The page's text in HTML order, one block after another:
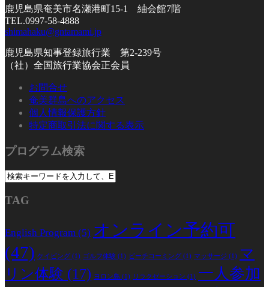
鹿児島県奄美市名瀬港町15-1 紬会館7階
TEL.0997-58-4888
shimahaku@gntamami.jp
鹿児島県知事登録旅行業 第2-239号
（社）全国旅行業協会正会員
お問合せ
奄美群島へのアクセス
個人情報保護方針
特定商取引法に関する表示
プログラム検索
TAG
English Program (5) オンライン予約可
(47) ケイビング (1) ゴルフ体験 (1) ビーチコーミング (1) マッサージ (1) マ
リン体験 (17) ヨロン島 (1) リラクゼーション (1) 一人参加